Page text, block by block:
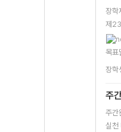
장학
제
목표
장학
주
주간
실천